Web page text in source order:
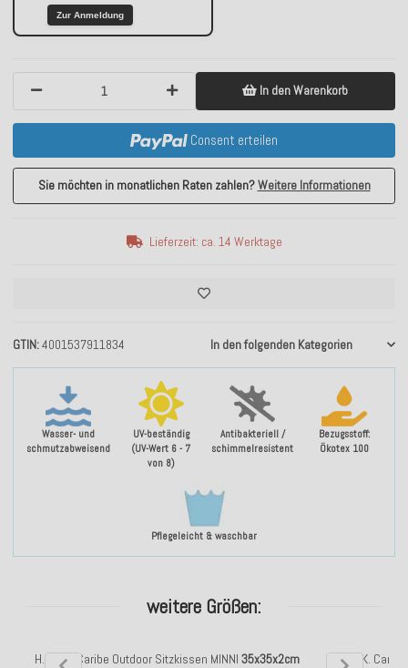
Wasser- und
schmutzabweisend
UV-beständig
(UV-Wert 6 - 7
von 8)
Antibakteriell /
schimmelresistent
Bezugsstoff:
Ökotex 100
Pflegeleicht & waschbar
GTIN 4001537911834 In den folgenden Kategorien
Zur Anmeldung
In den Warenkorb
Consent erteilen
Sie möchten in monatlichen Raten zahlen?Weitere Informationen
Lieferzeit: ca. 14 Werktage
weitere Größen:
H.O.C.K. Caribe Outdoor Sitzkissen MINNI 35x35x2cm
H.O.C.K.